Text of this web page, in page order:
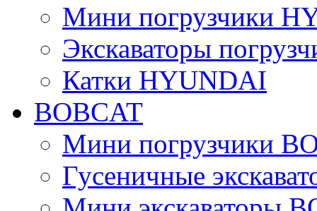
Мини погрузчики
Экскаваторы
Катки HYUNDAI
BOBCAT
Мини погрузчики
Гусеничные